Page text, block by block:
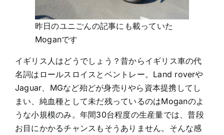
昨日のユニごんの記事にも載っていた
Moganです
イギリス人はどうでしょう？昔からイギリス車の代
名詞はロールスロイスとベントレー。Land roverや
Jaguar、MGなど殆どが身売りやら資本提携してし
まい、純血種として未だ残っているのはMoganのよ
うな小規模のみ。年間30台程度の生産量では、普段
お目にかかるチャンスもそうありません。そんな感